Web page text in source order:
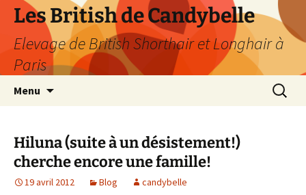
Les British de Candybelle
Elevage de British Shorthair et Longhair à
Paris
Menu
Hiluna (suite à un désistement!)
cherche encore une famille!
19 avril 2012 Blog candybelle